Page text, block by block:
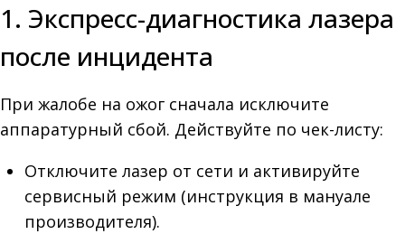
1. Экспресс-диагностика лазера
после инцидента
При жалобе на ожог сначала исключите
аппаратурный сбой. Действуйте по чек-листу:
Отключите лазер от сети и активируйте
сервисный режим (инструкция в мануале
производителя).